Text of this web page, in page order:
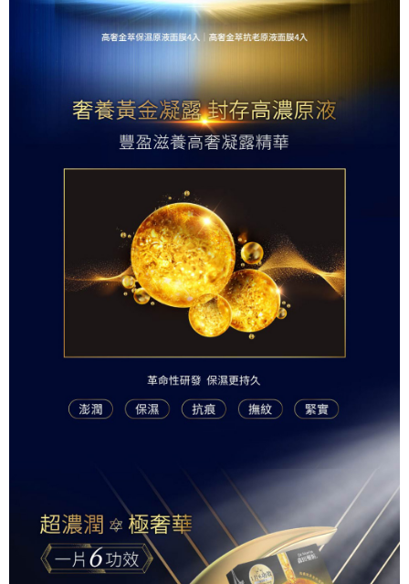
４．使用「AFTEE先享後付」時，將依據個別帳號之用戶狀況，依本公司即
時審查核予不同之上限額度；若仍有額度不足之情形，本公司將視審查結果
請求用戶進行身份認證。
恩沛科技股份有限公司將有權停止該用戶之使用額度並採取法律行動。